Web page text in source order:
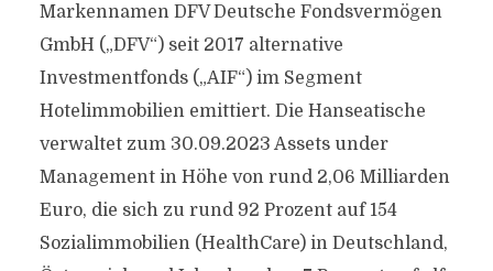
Markennamen DFV Deutsche Fondsvermögen
GmbH („DFV“) seit 2017 alternative
Investmentfonds („AIF“) im Segment
Hotelimmobilien emittiert. Die Hanseatische
verwaltet zum 30.09.2023 Assets under
Management in Höhe von rund 2,06 Milliarden
Euro, die sich zu rund 92 Prozent auf 154
Sozialimmobilien (HealthCare) in Deutschland,